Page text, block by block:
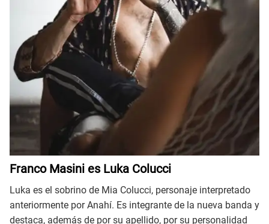
Franco Masini es Luka Colucci
Luka es el sobrino de Mia Colucci, personaje interpretado
anteriormente por Anahí. Es integrante de la nueva banda y
destaca, además de por su apellido, por su personalidad